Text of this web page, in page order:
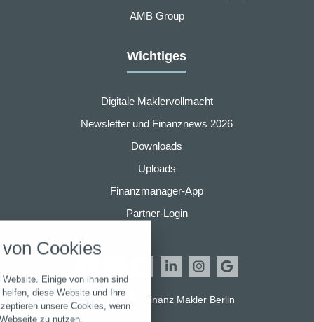
AMB Group
Wichtiges
Digitale Maklervollmacht
Newsletter und Finanznews 2026
Downloads
Uploads
Finanzmanager-App
Partner-Login
© 2026 AMB Allfinanz Makler Berlin
Cookies
Einige von ihnen sind
diese Website und Ihre
unsere Cookies, wenn
zu nutzen.
folgende Kategorien zu
Notwendig